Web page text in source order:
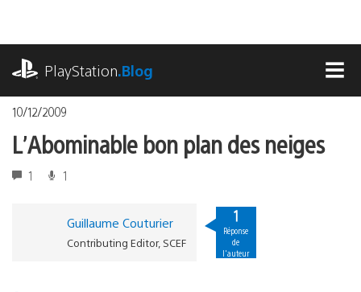
contenu
PlayStation.Blog
10/12/2009
L’Abominable bon plan des neiges
1 1
Guillaume Couturier
Contributing Editor, SCEF
1
Réponse
de
l'auteur